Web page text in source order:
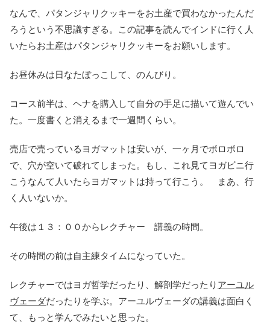
なんで、パタンジャリクッキーをお土産で買わなかったんだ
ろうという不思議すぎる。この記事を読んでインドに行く人
いたらお土産はパタンジャリクッキーをお願いします。
お昼休みは日なたぼっこして、のんびり。
コース前半は、ヘナを購入して自分の手足に描いて遊んでい
た。一度書くと消えるまで一週間くらい。
売店で売っているヨガマットは安いが、一ヶ月でボロボロ
で、穴が空いて破れてしまった。もし、これ見てヨガビニ行
こうなんて人いたらヨガマットは持って行こう。 まあ、行
く人いないか。
午後は１３：００からレクチャー 講義の時間。
その時間の前は自主練タイムになっていた。
レクチャーではヨガ哲学だったり、解剖学だったり アーユル
ヴェーダだったりを学ぶ。アーユルヴェーダの講義は面白く
て、もっと学んでみたいと思った。